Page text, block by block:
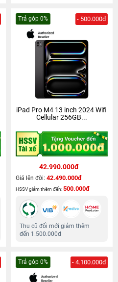
Trả góp 0% - 500.000đ
iPad Pro M4 13 inch 2024 Wifi
Cellular 256GB...
42.990.000đ
Giá lên đời: 42.490.000đ
HSSV giảm thêm đến:500.000đ
Thu cũ đổi mới giảm thêm
đến 1.500.000đ
Trả góp 0% - 4.100.000đ